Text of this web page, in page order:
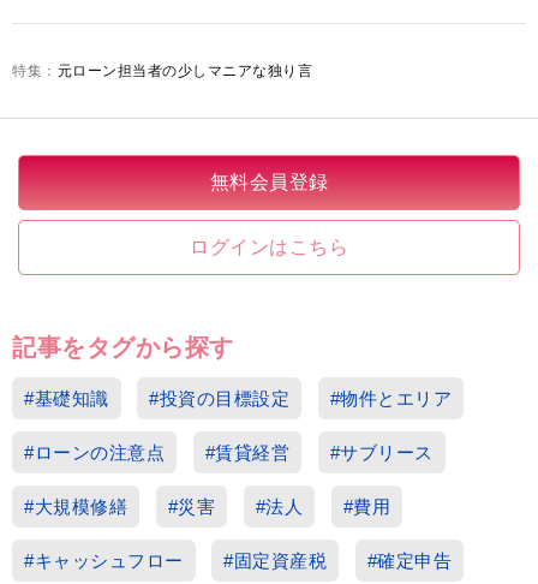
元ローン担当者の少しマニアな独り言
無料会員登録
ログインはこちら
記事をタグから探す
#基礎知識 #投資の目標設定 #物件とエリア
#ローンの注意点 #賃貸経営 #サブリース
#大規模修繕 #災害 #法人 #費用
#キャッシュフロー #固定資産税 #確定申告